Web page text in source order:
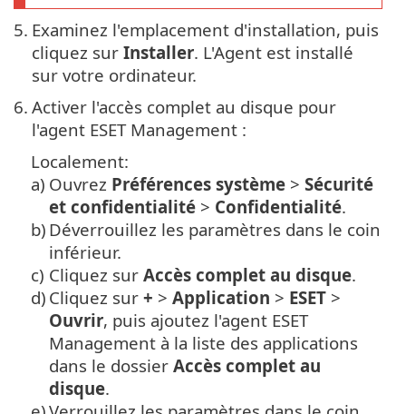
5. Examinez l'emplacement d'installation, puis
cliquez sur Installer. L'Agent est installé
sur votre ordinateur.
6. Activer l'accès complet au disque pour
l'agent ESET Management :
Localement:
a) Ouvrez Préférences système > Sécurité
et confidentialité > Confidentialité.
b) Déverrouillez les paramètres dans le coin
inférieur.
c) Cliquez sur Accès complet au disque.
d) Cliquez sur + > Application > ESET >
Ouvrir, puis ajoutez l'agent ESET
Management à la liste des applications
dans le dossier Accès complet au
disque.